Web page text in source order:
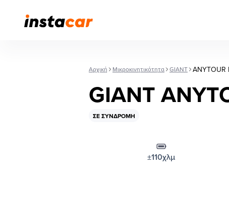
Αρχική Μικροκινητικότητα GIANT ANYTOUR
GIANT
ΣΕ ΣΥΝΔΡΟΜΉ
±110χλμ